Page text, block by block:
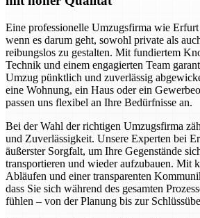
Eine professionelle Umzugsfirma wie Erfurt
wenn es darum geht, sowohl private als
reibungslos zu gestalten. Mit fundiertem
Technik und einem engagierten Team
Umzug pünktlich und zuverlässig
eine Wohnung, ein Haus oder ein
passen uns flexibel an Ihre Bedürfnisse an.
Bei der Wahl der richtigen Umzugsfirma
und Zuverlässigkeit. Unsere Experten bei
äußerster Sorgfalt, um Ihre Gegenstände
transportieren und wieder aufzubauen. Mit
Abläufen und einer transparenten
dass Sie sich während des gesamten
fühlen – von der Planung bis zur